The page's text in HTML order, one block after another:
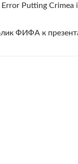
Putting Crimea
ФИФА к